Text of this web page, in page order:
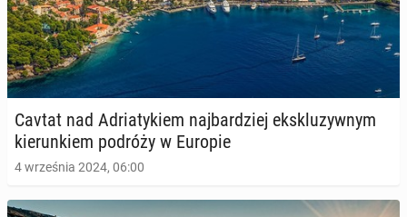
Cavtat nad Ad­ria­ty­kiem naj­bar­dziej eks­klu­zyw­nym
kie­run­kiem podróży w Europie
4 września 2024, 06:00